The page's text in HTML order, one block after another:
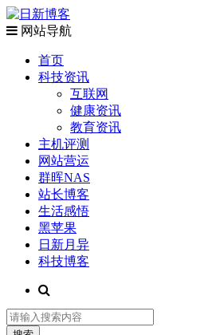
网站导航
首页
科技资讯
互联网
健康资讯
教育资讯
主机评测
网站营运
群晖NAS
站长博客
生活感悟
黑苹果
日新月异
科技博客